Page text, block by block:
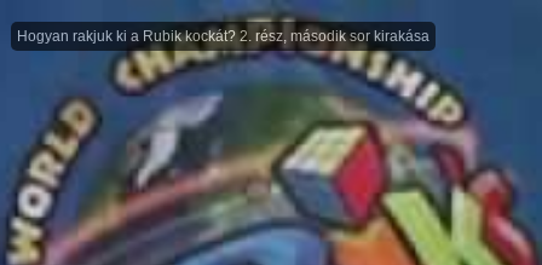
Hogyan rakjuk ki a Rubik kockát? 2. rész, második sor kirakása